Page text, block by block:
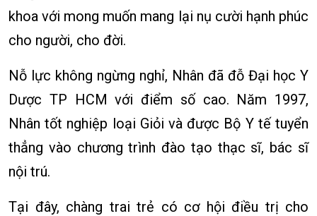
khoa với mong muốn mang lại nụ cười hạnh phúc
cho người, cho đời.
Nỗ lực không ngừng nghỉ, Nhân đã đỗ Đại học Y
Dược TP HCM với điểm số cao. Năm 1997,
Nhân tốt nghiệp loại Giỏi và được Bộ Y tế tuyển
thẳng vào chương trình đào tạo thạc sĩ, bác sĩ
nội trú.
Tại đây, chàng trai trẻ có cơ hội điều trị cho